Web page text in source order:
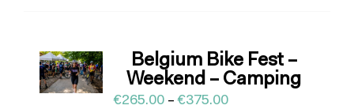
Belgium Bike Fest –
Weekend – Camping
€265.00–€375.00